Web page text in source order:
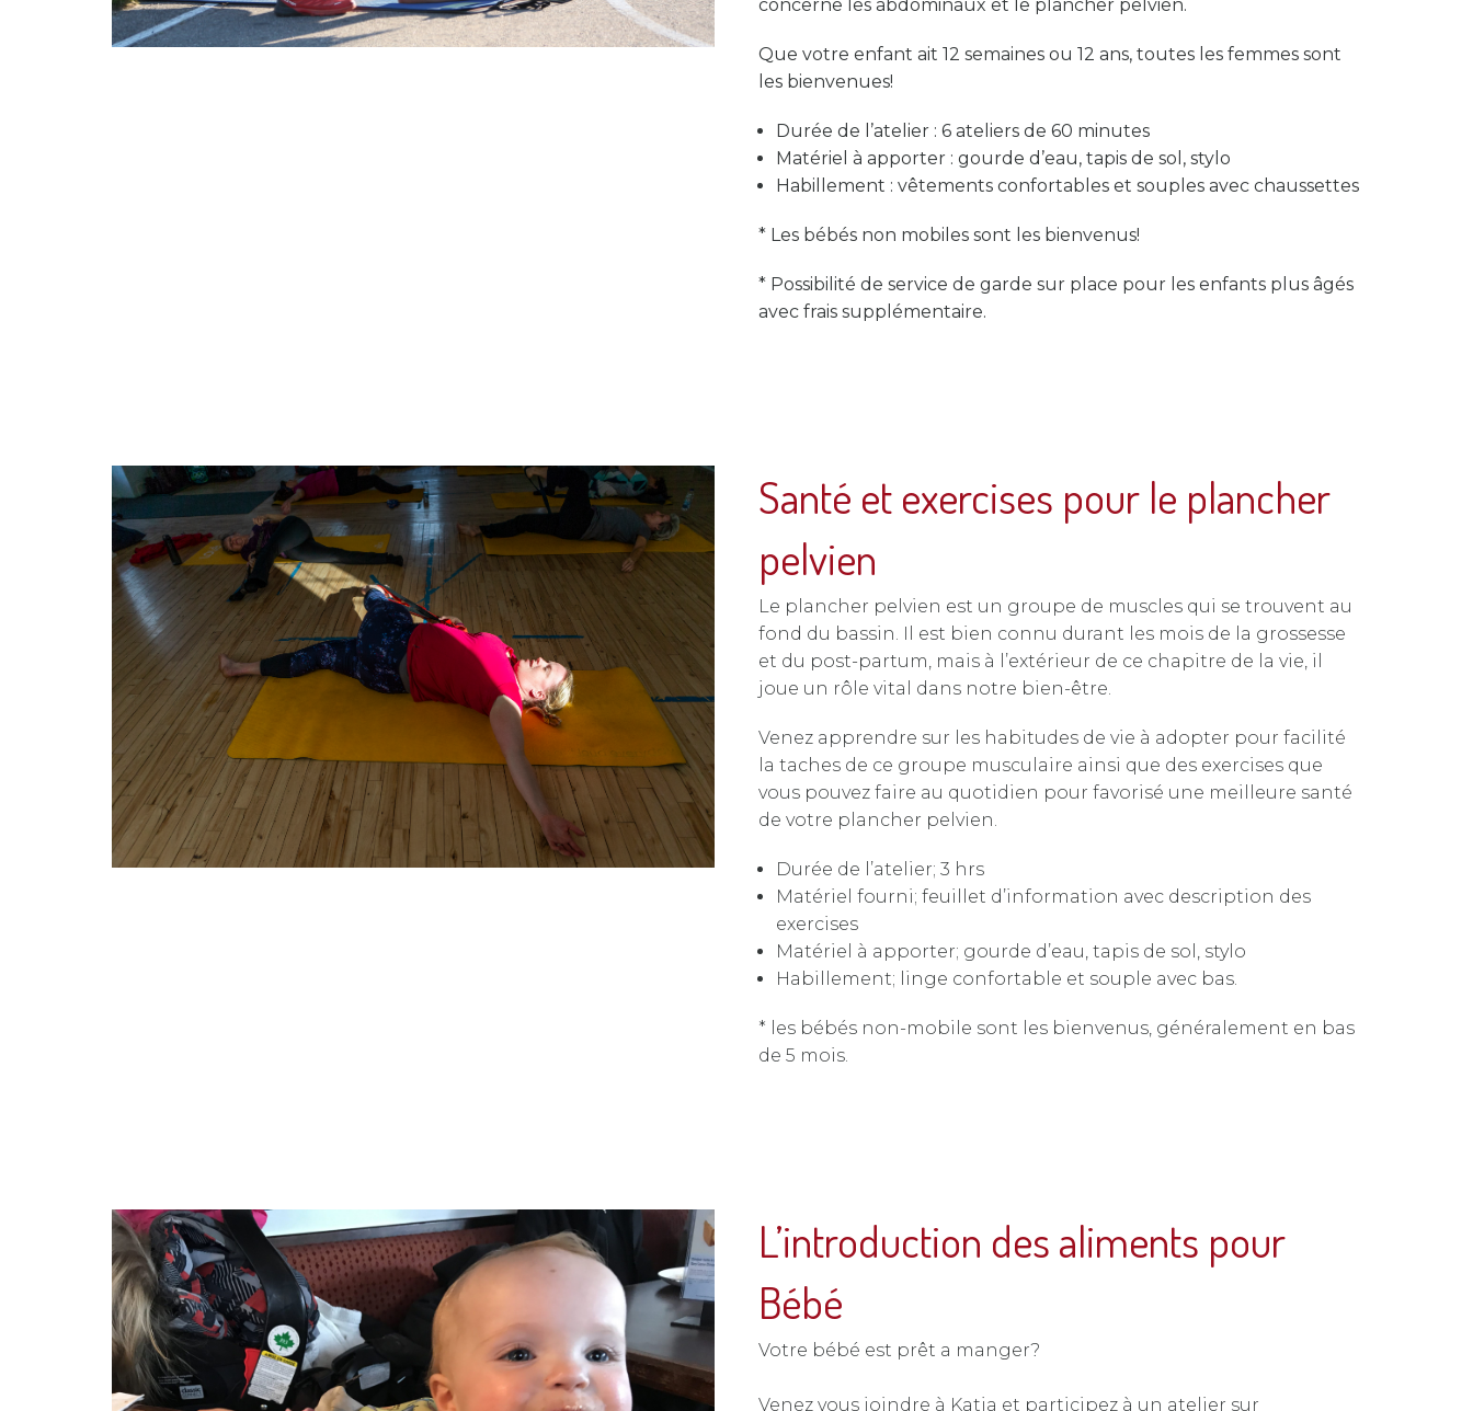
concerne les abdominaux et le plancher pelvien.
Que votre enfant ait 12 semaines ou 12 ans, toutes les femmes sont
les bienvenues!
Durée de l’atelier : 6 ateliers de 60 minutes
Matériel à apporter : gourde d’eau, tapis de sol, stylo
Habillement : vêtements confortables et souples avec chaussettes
* Les bébés non mobiles sont les bienvenus!
* Possibilité de service de garde sur place pour les enfants plus âgés
avec frais supplémentaire.
Santé et exercises pour le plancher
pelvien
Le plancher pelvien est un groupe de muscles qui se trouvent au
fond du bassin. Il est bien connu durant les mois de la grossesse
et du post-partum, mais à l’extérieur de ce chapitre de la vie, il
joue un rôle vital dans notre bien-être.
Venez apprendre sur les habitudes de vie à adopter pour facilité
la taches de ce groupe musculaire ainsi que des exercises que
vous pouvez faire au quotidien pour favorisé une meilleure santé
de votre plancher pelvien.
Durée de l’atelier; 3 hrs
Matériel fourni; feuillet d’information avec description des
exercises
Matériel à apporter; gourde d’eau, tapis de sol, stylo
Habillement; linge confortable et souple avec bas.
* les bébés non-mobile sont les bienvenus, généralement en bas
de 5 mois.
L’introduction des aliments pour
Bébé
Votre bébé est prêt a manger?
Venez vous joindre à Katja et participez à un atelier sur